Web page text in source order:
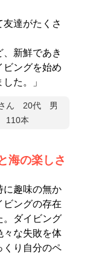
友達がたくさ
新鮮であき
ビングを始め
た。」
ん 20代 男
110本
海の楽しさ
に趣味の無か
ビングの存在
。ダイビング
々な失敗を体
くり自分のペ